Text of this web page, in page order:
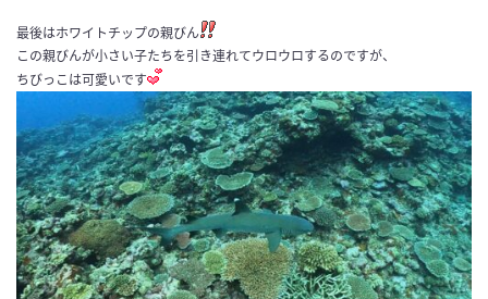
最後はホワイトチップの親びん
この親びんが小さい子たちを引き連れてウロウロするのですが、
ちびっこは可愛いです